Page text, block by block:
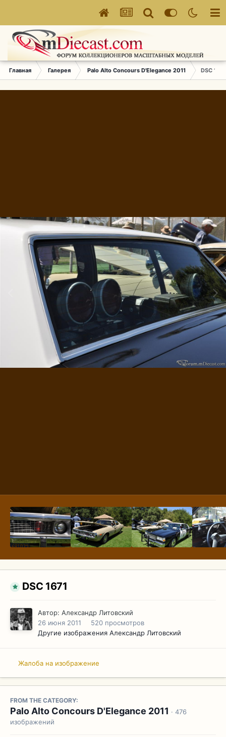
Главная Галерея Palo Alto Concours D'Elegance 2011 DSC 1671
DSC 1671
Автор: Александр Литовский
26 июня 2011
520 просмотров
Другие изображения Александр Литовский
Жалоба на изображение
FROM THE CATEGORY:
Palo Alto Concours D'Elegance 2011 · 476
изображений